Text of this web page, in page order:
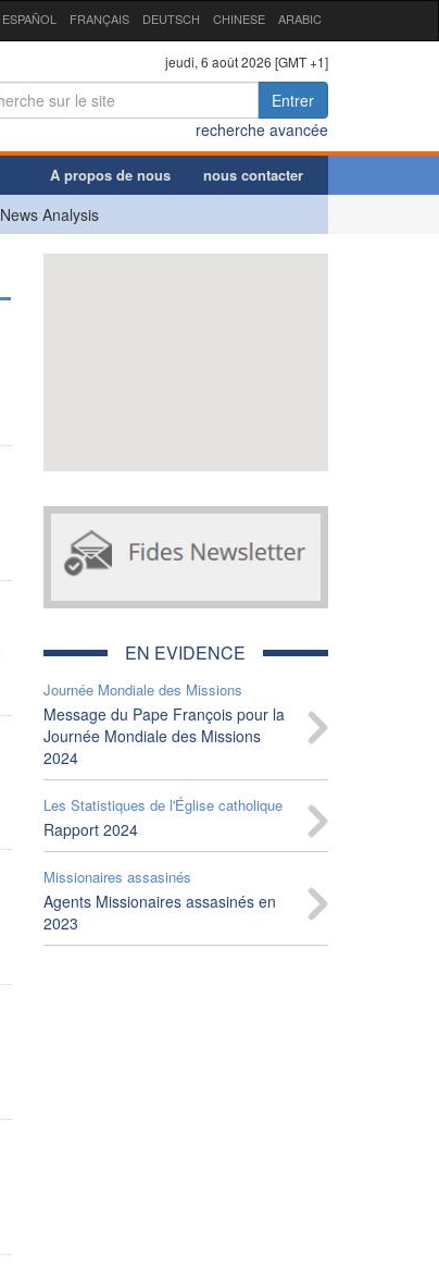
ESPAÑOL FRANÇAIS DEUTSCH CHINESE ARABIC
jeudi, 6 août 2026 [GMT +1]
Entrer
recherche avancée
A propos de nous nous contacter
News Analysis
EN EVIDENCE
Journée Mondiale des Missions
Message du Pape François pour la
Journée Mondiale des Missions
2024
Les Statistiques de l'Église catholique
Rapport 2024
Missionaires assasinés
Agents Missionaires assasinés en
2023